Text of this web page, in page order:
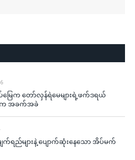
ြေက တော်လှန်ရဲမေများရဲ့ဖက်ဒရယ်
အခက်အခဲ
ရည်များနဲ့ ပျောက်ဆုံးနေသော အိပ်မက်